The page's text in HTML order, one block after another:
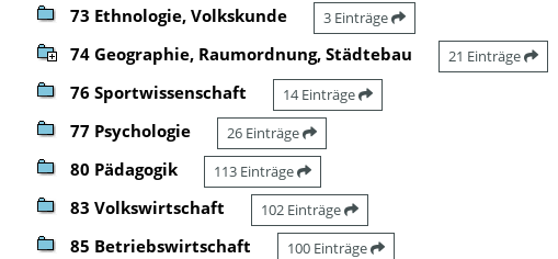
73 Ethnologie, Volkskunde 3 Einträge
74 Geographie, Raumordnung, Städtebau 21 Einträge
76 Sportwissenschaft 14 Einträge
77 Psychologie 26 Einträge
80 Pädagogik 113 Einträge
83 Volkswirtschaft 102 Einträge
85 Betriebswirtschaft 100 Einträge